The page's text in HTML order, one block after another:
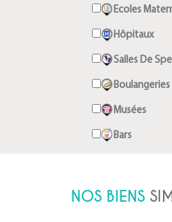
Ecoles
Hôpitaux
Salles De
Boulangeries
Musées
Bars
NOS BIENS